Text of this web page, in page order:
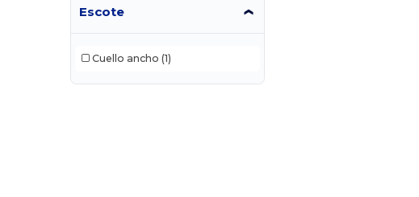
Escote
Cuello ancho (1)